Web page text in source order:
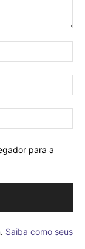
para a
Saiba como seus